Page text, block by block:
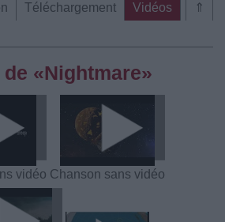
⇑
Téléchargement
Vidéos
«Nightmare»
vidéo Chanson sans vidéo